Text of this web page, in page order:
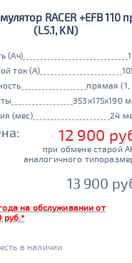
RACER +EFB 110
(L5.1, KN)
(Ач)
ток (А)
прямая (1,
353x175x190
(мес)
24
12 900
при обмене старой
аналогичного
13 900
на обслуживании от
руб.*
есть в наличии